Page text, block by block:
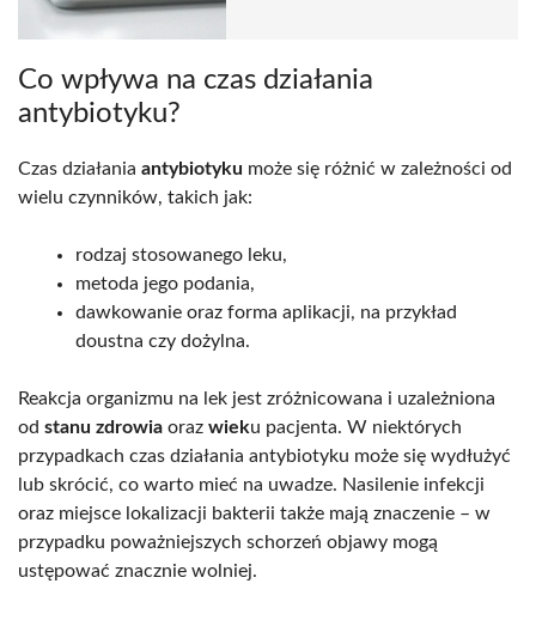
Co wpływa na czas działania
antybiotyku?
Czas działania antybiotyku może się różnić w zależności od
wielu czynników, takich jak:
rodzaj stosowanego leku,
metoda jego podania,
dawkowanie oraz forma aplikacji, na przykład
doustna czy dożylna.
Reakcja organizmu na lek jest zróżnicowana i uzależniona
od stanu zdrowia oraz wieku pacjenta. W niektórych
przypadkach czas działania antybiotyku może się wydłużyć
lub skrócić, co warto mieć na uwadze. Nasilenie infekcji
oraz miejsce lokalizacji bakterii także mają znaczenie – w
przypadku poważniejszych schorzeń objawy mogą
ustępować znacznie wolniej.